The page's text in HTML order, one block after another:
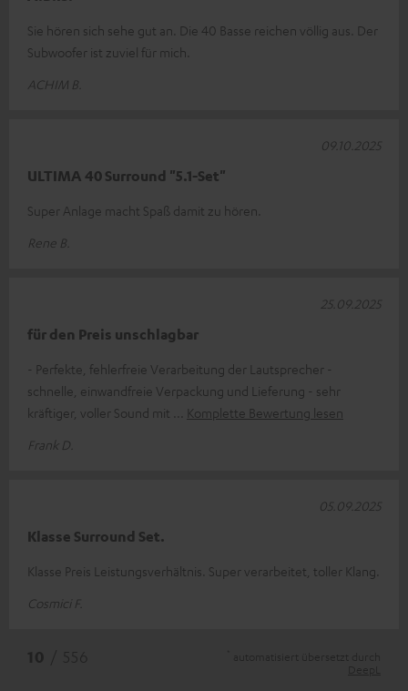
Sie hören sich sehe gut an. Die 40 Basse reichen völlig aus. Der
Subwoofer ist zuviel für mich.
ACHIM B.
ULTIMA 40 Surround "5.1-Set"
Super Anlage macht Spaß damit zu hören.
Rene B.
09.10.2025
für den Preis unschlagbar
- Perfekte, fehlerfreie Verarbeitung der Lautsprecher -
schnelle, einwandfreie Verpackung und Lieferung - sehr
kräftiger, voller Sound mit
Komplette Bewertung lesen
Frank D.
25.09.2025
Klasse Surround Set.
Klasse Preis Leistungsverhältnis. Super verarbeitet, toller Klang.
Cosmici F.
05.09.2025